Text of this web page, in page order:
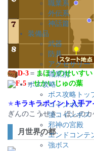
職業系
外伝系
神話篇
装備品
武器
防具
アクセサリー
職業別
ボス攻略
ボス攻略トッ
コインボス
強コインボス
邪神の宮殿
エンドコンテ
強ボス
D-3 ＝ まほうのせいすい
F-5 ＝せかいじゅの葉
★ キラキラポイント入手ア
ぎんのこうせき、ほしの
月世界の都